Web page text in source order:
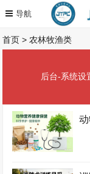
首页 > 农林牧渔类
后台-系统设